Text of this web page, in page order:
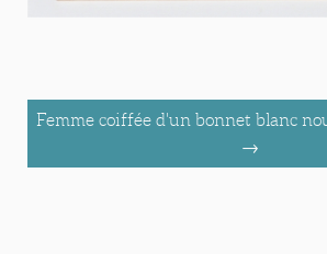
Femme coiffée d'un bonnet blanc